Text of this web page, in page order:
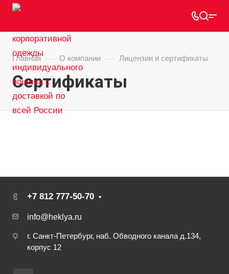
Главная — О компании — Лицензии и сертификаты
Сертификаты
+7 812 777-50-70
info@heklya.ru
г. Санкт-Петербург, наб. Обводного канала д.134,
корпус 12